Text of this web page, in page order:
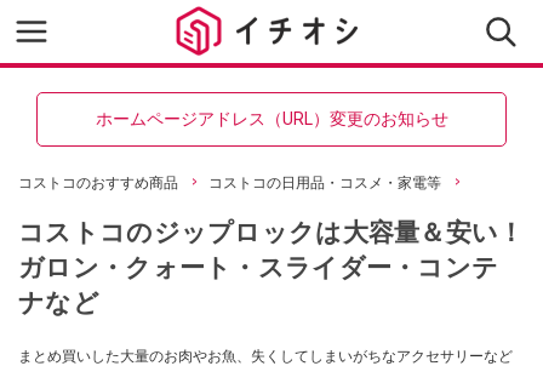
ホームページアドレス（URL）変更のお知らせ
コストコのおすすめ商品 コストコの日用品・コスメ・家電等
コストコのジップロックは大容量＆安い！
ガロン・クォート・スライダー・コンテ
ナなど
まとめ買いした大量のお肉やお魚、失くしてしまいがちなアクセサリーなど